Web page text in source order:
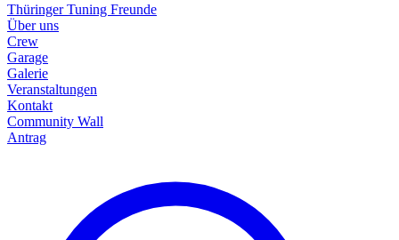
Thüringer Tuning Freunde
Über uns
Crew
Garage
Galerie
Veranstaltungen
Kontakt
Community Wall
Antrag